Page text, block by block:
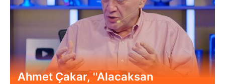
Ahmet Çakar, ''Alacaksan